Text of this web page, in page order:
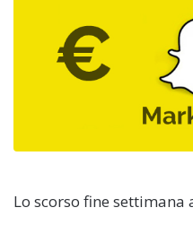
Lo scorso fine